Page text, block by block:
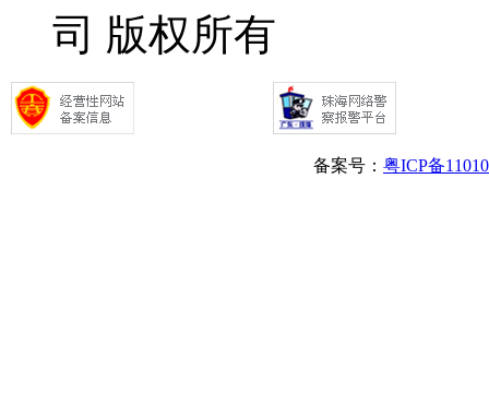
司 版权所有
备案号： 粤ICP备